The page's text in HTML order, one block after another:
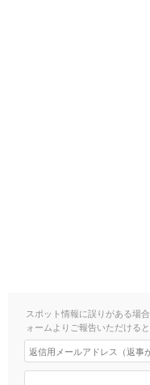
スポット情報に誤りがある場
ォームよりご報告いただけると